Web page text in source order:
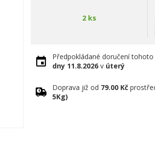
2 ks
Předpokládané doručení
dny 11.8.2026 v úterý
Doprava již od 79.00 Kč
5Kg)